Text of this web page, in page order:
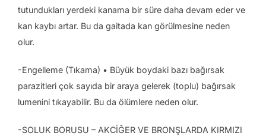
tutundukları yerdeki kanama bir süre daha devam eder ve
kan kaybı artar. Bu da gaitada kan görülmesine neden
olur.
-Engelleme (Tıkama) • Büyük boydaki bazı bağırsak
parazitleri çok sayıda bir araya gelerek (toplu) bağırsak
lumenini tıkayabilir. Bu da ölümlere neden olur.
-SOLUK BORUSU – AKCİĞER VE BRONŞLARDA KIRMIZI